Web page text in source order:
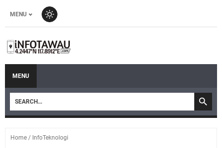
MENU
MENU
Home / InfoTeknologi